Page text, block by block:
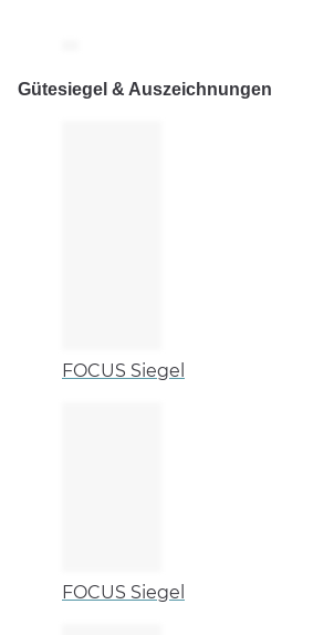
Gütesiegel & Auszeichnungen
FOCUS Siegel
FOCUS Siegel